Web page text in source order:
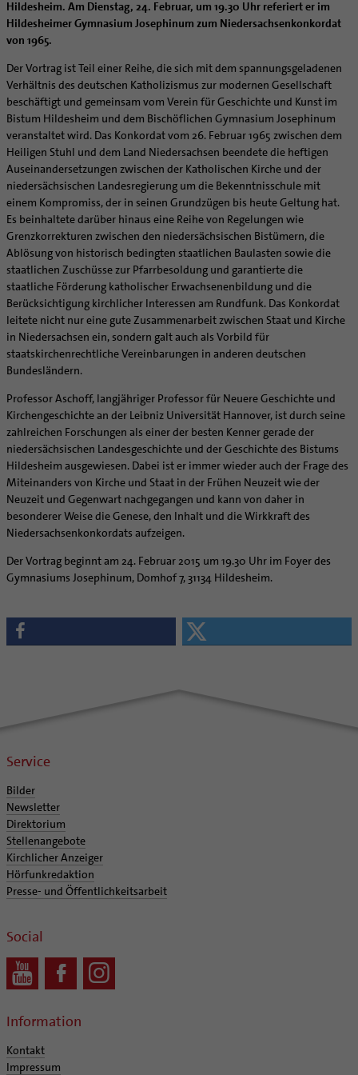
Katholisch heiraten
Hirtenwort: Ehe & Familie
Wissenswertes zur Hochzeit
Ideen für die Hochzeitsfeier
Trausprüche aus der Bibel
Hochzeits-Symbole
Lebensende
Patientenverfügung
Wo ist der richtige Platz zum Sterben?
Hospiz-Seelsorge
Spiritualität
Exerzitien
Kontemplation
Auszeit
Geistliche Begleitung
Lebens- und Glaubensorte
Spirituelle Teambegleitung
Unterstützungsangebote für Seelsorgende
Seelsorgefelder
Frauen
Männer
Queersensible Seelsorge
City- und Passanten
Arbeitnehmer
Altenheim | Senioren
Menschen mit Behinderung
Muttersprachen
Hospiz
Internet- und Telefon
Krankenhaus
Künstler
Glaubenswege
Ehe - Familie - Geschlechtergerechtigkeit
Kategoriale und Diakonale Seelsorge
Notfall
Polizei- und Feuerwehr
Schule
Gefängnisseelsorge
Segensorte
Begleitung und Vernetzung
Team
Newsletter
Weitere Infos
Berufe in der Kirche
Raum für Vielfalt
Diakone
Gemeindereferent:in
Pastorale:r Mitarbeiter:in
Pastoralreferent:in
Priester
Kirchenmusiker:in
Religionslehrer:in
Freiwilligendienst
Soziale Berufe in der Caritas
Orden | Gemeinschaften
Frauenorden
Männerorden
Geistliche Gemeinschaften
Ritterorden
Ordo virginum
Bischöfliche Stiftung Gemeinsam für das Leben
Schulpastoral
Hochschulpastoral
Service
Stellenanzeigen
Bistumsarchiv
Buchreihen
Gemeindeservice
Digitaler Lesesaal
Verein für Geschichte und Kunst im Bistum Hildesheim
Dombibliothek Hildesheim
Bundeskonferenz der kirchlichen Archive in Deutschland
Katholische Akademie des Bistums Hildesheim
Familienbildungsstätten
Katholische Erwachsenenbildung
Forschungsinstitut für Philosophie Hannover
Weltkirche
Bolivienpartnerschaft
Projektförderung
Internationale Freiwilligendienste
Aus dem Bistum in die Welt
Infobrief Weltkirche
missio-Regionalstelle
Bolivienpartnerschaft
Bolivienkommission
Café Bolivia
Beratung Direktpartnerschaften
Finanzielle Förderung der Bolivienpartnerschaft
Ökologische Fonds
Politische Lobbyarbeit
Partnerschaftsvereinbarung
Bolivienpartnerschaft Bistum Trier
Bolivienreise mit Bischof Heiner
Bolivientag 2026
Internationale Freiwilligendienste
Aktuelles
Rückkehrenden-Engagement (ehemalige Freiwillige)
Outgoing
Incoming
Taizé-Fahrt Herbst 2026
Katholische Büros
Schöpfungsgerecht 2035
Wir machen Kirche - schöpfungsgerecht
Biologische Vielfalt
Engagiert in der Gesellschaft
Energetisches Sanieren
Fördermittel finden
Mobilität
Ökotheologie
Schöpfungsspiritualität
Umweltbildung
Zukunftsräume
Aktuelles
Veranstaltungen
Angebote
Abenteuer Glaube
Unterstützung für Pfarreien und Einrichtungen
Prävention
Fortbildungen
Stellenangebote
Liturgie und Kirchenmusik
Lokale Kirchenentwicklung
#diegruenegemeinde
Internationale Freiwilligendienste
Netzwerk ChancenGleich
Büchereien
Medienstelle
Newsletter
Personalentwicklung
Unterstützungsangebot für Seelsorgende
Supervision
Aufbrüche in der Kirche
Ehrenamtliche
KirchenZeitung online
Verwaltungsbeauftragte / Verwaltungsleitungen in
Pfarrgemeinden
Materialien
Aktuelles
Altersvorsorge und Ruhestand
Arbeitshilfen
Bistumsatlas
Beruf und Familie
KODA
Direktorium
Mitarbeitervertretung
Institutionelles Schutzkonzept
Kirchlicher Anzeiger
Kirchliches Arbeitsrecht
Schematismus
Hildesheim. Am Dienstag, 24. Februar, um 19.30 Uhr referiert er im
Hildesheimer Gymnasium Josephinum zum Niedersachsenkonkordat
von 1965.
Der Vortrag ist Teil einer Reihe, die sich mit dem spannungsgeladenen
Verhältnis des deutschen Katholizismus zur modernen Gesellschaft
beschäftigt und gemeinsam vom Verein für Geschichte und Kunst im
Bistum Hildesheim und dem Bischöflichen Gymnasium Josephinum
veranstaltet wird. Das Konkordat vom 26. Februar 1965 zwischen dem
Heiligen Stuhl und dem Land Niedersachsen beendete die heftigen
Auseinandersetzungen zwischen der Katholischen Kirche und der
niedersächsischen Landesregierung um die Bekenntnisschule mit
einem Kompromiss, der in seinen Grundzügen bis heute Geltung hat.
Es beinhaltete darüber hinaus eine Reihe von Regelungen wie
Grenzkorrekturen zwischen den niedersächsischen Bistümern, die
Ablösung von historisch bedingten staatlichen Baulasten sowie die
staatlichen Zuschüsse zur Pfarrbesoldung und garantierte die
staatliche Förderung katholischer Erwachsenenbildung und die
Berücksichtigung kirchlicher Interessen am Rundfunk. Das Konkordat
leitete nicht nur eine gute Zusammenarbeit zwischen Staat und Kirche
in Niedersachsen ein, sondern galt auch als Vorbild für
staatskirchenrechtliche Vereinbarungen in anderen deutschen
Bundesländern.
Professor Aschoff, langjähriger Professor für Neuere Geschichte und
Kirchengeschichte an der Leibniz Universität Hannover, ist durch seine
zahlreichen Forschungen als einer der besten Kenner gerade der
niedersächsischen Landesgeschichte und der Geschichte des Bistums
Hildesheim ausgewiesen. Dabei ist er immer wieder auch der Frage des
Miteinanders von Kirche und Staat in der Frühen Neuzeit wie der
Neuzeit und Gegenwart nachgegangen und kann von daher in
besonderer Weise die Genese, den Inhalt und die Wirkkraft des
Niedersachsenkonkordats aufzeigen.
Der Vortrag beginnt am 24. Februar 2015 um 19.30 Uhr im Foyer des
Gymnasiums Josephinum, Domhof 7, 31134 Hildesheim.
Service
Bilder
Newsletter
Direktorium
Stellenangebote
Kirchlicher Anzeiger
Hörfunkredaktion
Presse- und Öffentlichkeitsarbeit
Social
Information
Kontakt
Impressum